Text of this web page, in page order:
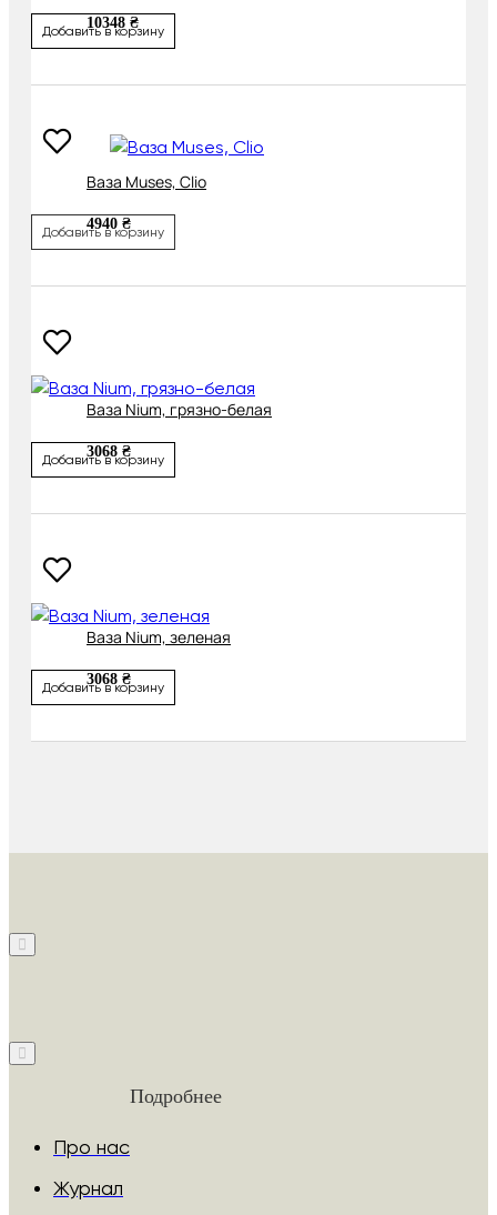
10348 ₴
Добавить в корзину
Ваза Muses, Clio
4940 ₴
Добавить в корзину
Ваза Nium, грязно-белая
3068 ₴
Добавить в корзину
Ваза Nium, зеленая
3068 ₴
Добавить в корзину
Подробнее
Про нас
Журнал